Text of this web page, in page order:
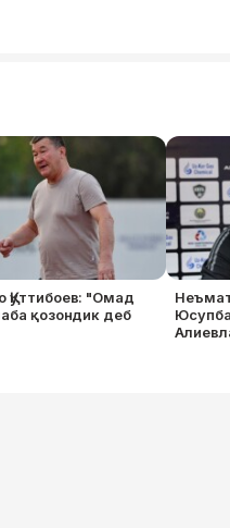
Қуттибоев: "Омад
қозондик деб